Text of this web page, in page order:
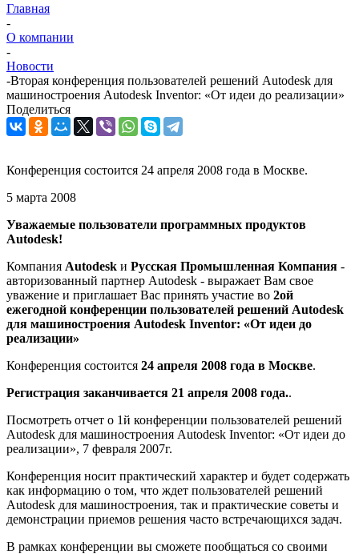
Главная
-
О компании
-
Новости
-Вторая конференция пользователей решений Autodesk для
машиностроения Autodesk Inventor: «От идеи до реализации»
Поделиться
Конференция состоится 24 апреля 2008 года в Москве.
5 марта 2008
Уважаемые пользователи программных продуктов
Autodesk!
Компания Autodesk и Русская Промышленная Компания -
авторизованный партнер Autodesk - выражает Вам свое
уважение и приглашает Вас принять участие во 2ой
ежегодной конференции пользователей решений Autodesk
для машиностроения Autodesk Inventor: «От идеи до
реализации»
Конференция состоится 24 апреля 2008 года в Москве.
Регистрация заканчивается 21 апреля 2008 года..
Посмотреть отчет о 1й конференции пользователей решений
Autodesk для машиностроения Autodesk Inventor: «От идеи до
реализации», 7 февраля 2007г.
Конференция носит практический характер и будет содержать
как информацию о том, что ждет пользователей решений
Autodesk для машиностроения, так и практические советы и
демонстрации приемов решения часто встречающихся задач.
В рамках конференции вы сможете пообщаться со своими